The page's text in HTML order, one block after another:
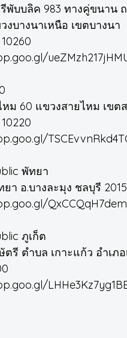
พับบลิค 983 ทางคู่ขนาน
บางนาเหนือ เขตบางนา
หม 60 แขวงสายไหม เขต
พัทยา
า อ.บางละมุง ชลบุรี
ภูเก็ต
รี ตำบล เกาะแก้ว อำเภอ